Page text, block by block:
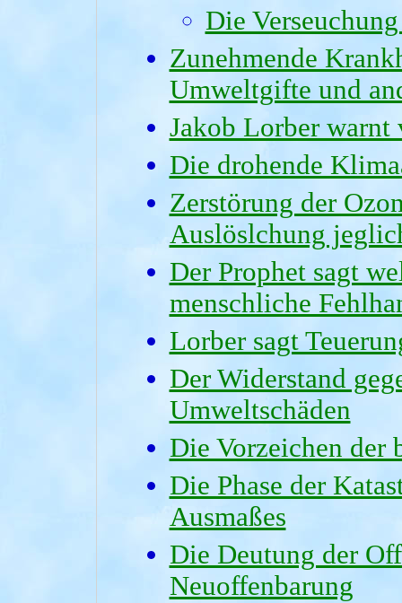
Die
Zunehmende
Umweltgifte und
Jakob Lorber warnt
Die drohende
Zerstörung der
Auslöslchung
Der Prophet sagt
menschliche
Lorber sagt
Der Widerstand
Umweltschäden
Die Vorzeichen der
Die Phase der
Ausmaßes
Die Deutung der
Neuoffenbarung